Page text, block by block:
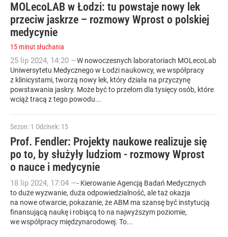
MOLecoLAB w Łodzi: tu powstaje nowy lek
przeciw jaskrze – rozmowy Wprost o polskiej
medycynie
15 minut słuchania
25 lip 2024, 14:20 —W nowoczesnych laboratoriach MOLecoLab
Uniwersytetu Medycznego w Łodzi naukowcy, we współpracy
z klinicystami, tworzą nowy lek, który działa na przyczynę
powstawania jaskry. Może być to przełom dla tysięcy osób, które
wciąż tracą z tego powodu...
Sezon: 1 Odcinek: 15
Prof. Fendler: Projekty naukowe realizuje się
po to, by służyły ludziom - rozmowy Wprost
o nauce i medycynie
18 lip 2024, 17:04 —- Kierowanie Agencją Badań Medycznych
to duże wyzwanie, duża odpowiedzialność, ale taż okazja
na nowe otwarcie, pokazanie, że ABM ma szansę być instytucją
finansującą naukę i robiącą to na najwyższym poziomie,
we współpracy międzynarodowej. To...